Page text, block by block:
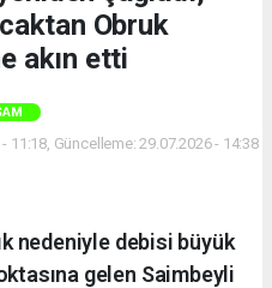
Obruk
akın etti
11:18, Güncelleme: 29.07.2026 - 14:38
nedeniyle debisi büyük
gelen Saimbeyli